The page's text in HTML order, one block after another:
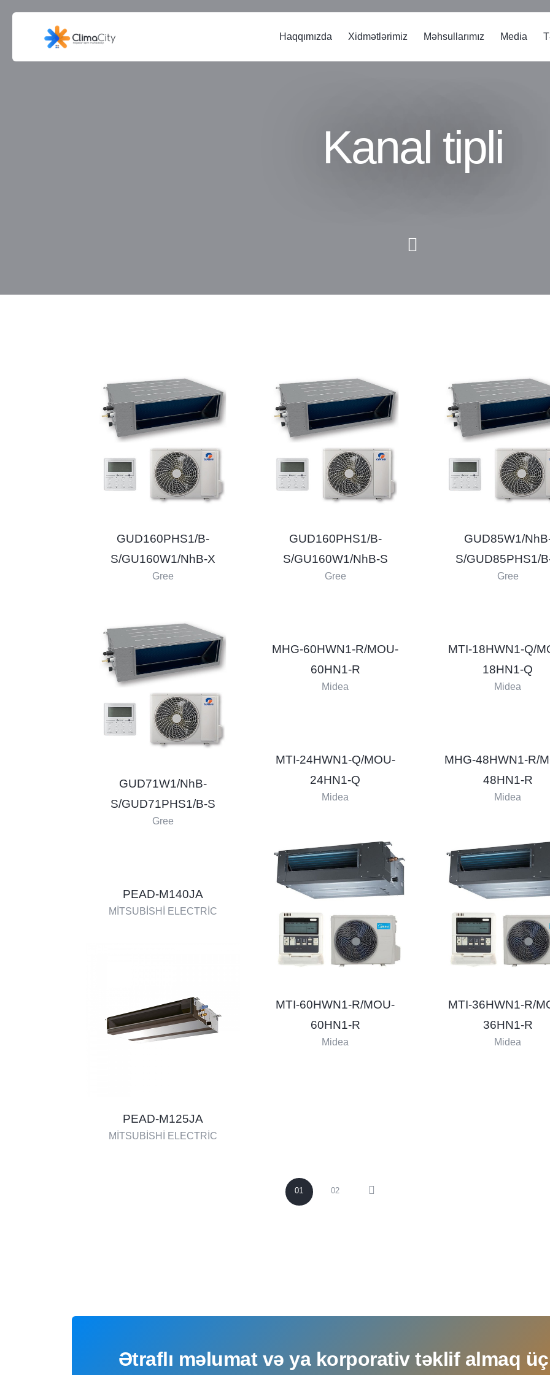
Haqqımızda Xidmətlərimiz Məhsullarımız Media
Kanal tipli
GUD160PHS1/B-
S/GU160W1/NhB-X
Gree
GUD160PHS1/B-
S/GU160W1/NhB-S
Gree
GUD85W1/
S/GUD85PHS1/
Gree
GUD71W1/NhB-
S/GUD71PHS1/B-S
Gree
MHG-60HWN1-R/MOU-
60HN1-R
Midea
MTI-18HWN1-Q/
18HN1-Q
Midea
MTI-24HWN1-Q/MOU-
24HN1-Q
Midea
MHG-48HWN1-R/
48HN1-R
Midea
MTI-60HWN1-R/MOU-
60HN1-R
Midea
MTI-36HWN1-R/
36HN1-R
Midea
PEAD-M140JA
MİTSUBİSHİ ELECTRİC
PEAD-M125JA
MİTSUBİSHİ ELECTRİC
01 02
Ətraflı məlumat və ya korporativ təklif almaq